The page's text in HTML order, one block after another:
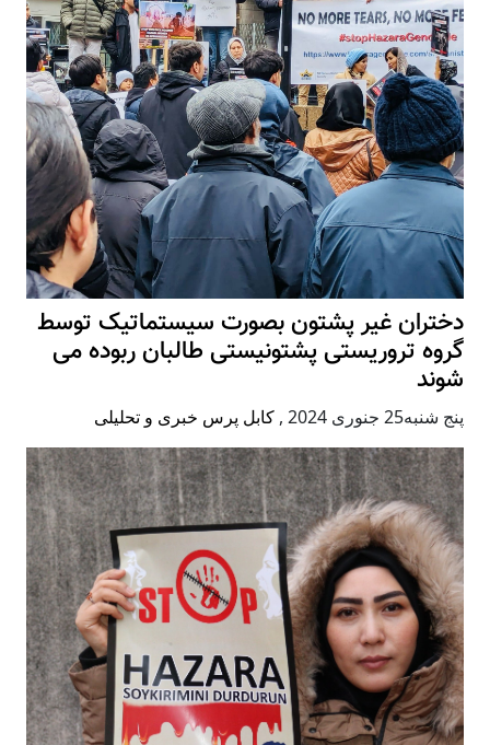
دختران غیر پشتون بصورت سیستماتیک توسط
گروه تروریستی پشتونیستی طالبان ربوده می
شوند
پنج شنبه25 جنوری 2024 , کابل پرس خبری و تحلیلی